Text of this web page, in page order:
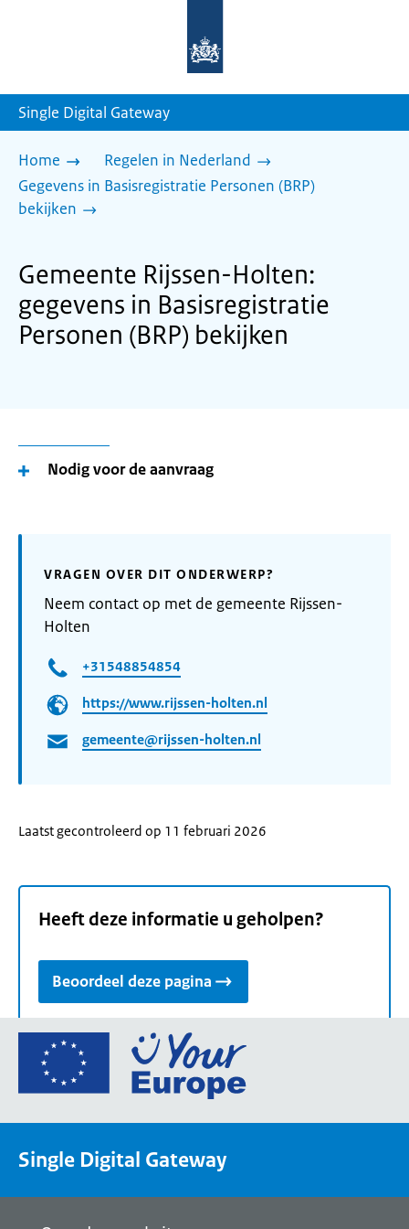
homepage
Single Digital Gateway
Home
Regelen in Nederland
Gegevens in Basisregistratie Personen (BRP)
bekijken
Gemeente Rijssen-Holten:
gegevens in Basisregistratie
Personen (BRP) bekijken
Nodig voor de aanvraag
VRAGEN OVER DIT ONDERWERP?
Neem contact op met de gemeente Rijssen-
Holten
+31548854854
https://www.rijssen-holten.nl
gemeente@rijssen-holten.nl
Laatst gecontroleerd op 11 februari 2026
Heeft deze informatie u geholpen?
Beoordeel deze pagina
Ga
de
een
Single Digital Gateway